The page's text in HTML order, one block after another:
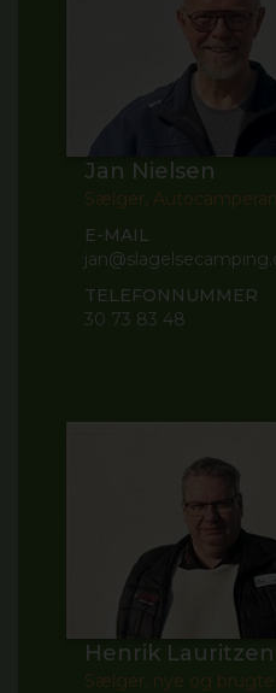
Jan Nielsen
Sælger,
E-MAIL
TELEFONNUMMER
30 73 83 48
Henrik Lauritzen
Sælger, nye og